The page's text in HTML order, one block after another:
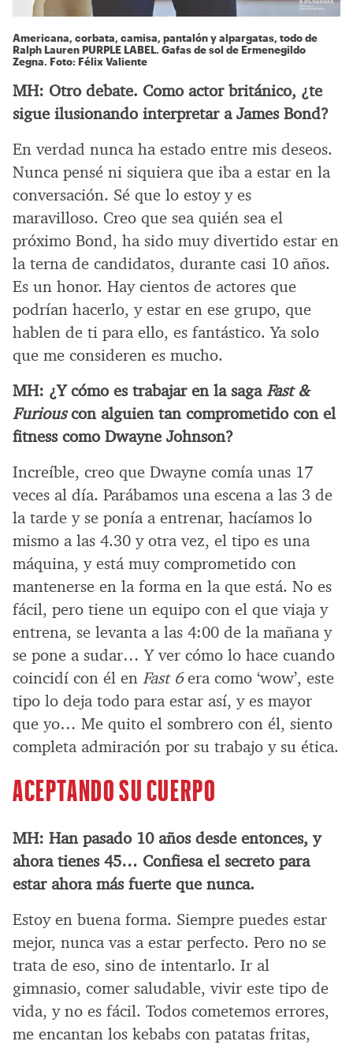
Americana, corbata, camisa, pantalón y alpargatas, todo de
Ralph Lauren PURPLE LABEL. Gafas de sol de Ermenegildo
Zegna. Foto: Félix Valiente
MH: Otro debate. Como actor británico, ¿te
sigue ilusionando interpretar a James Bond?
En verdad nunca ha estado entre mis deseos.
Nunca pensé ni siquiera que iba a estar en la
conversación. Sé que lo estoy y es
maravilloso. Creo que sea quién sea el
próximo Bond, ha sido muy divertido estar en
la terna de candidatos, durante casi 10 años.
Es un honor. Hay cientos de actores que
podrían hacerlo, y estar en ese grupo, que
hablen de ti para ello, es fantástico. Ya solo
que me consideren es mucho.
MH: ¿Y cómo es trabajar en la sagaFast &
Furiouscon alguien tan comprometido con el
fitness como Dwayne Johnson?
Increíble, creo que Dwayne comía unas 17
veces al día. Parábamos una escena a las 3 de
la tarde y se ponía a entrenar, hacíamos lo
mismo a las 4.30 y otra vez, el tipo es una
máquina, y está muy comprometido con
mantenerse en la forma en la que está. No es
fácil, pero tiene un equipo con el que viaja y
entrena, se levanta a las 4:00 de la mañana y
se pone a sudar… Y ver cómo lo hace cuando
coincidí con él en Fast 6era como ‘wow’, este
tipo lo deja todo para estar así, y es mayor
que yo… Me quito el sombrero con él, siento
completa admiración por su trabajo y su ética.
ACEPTANDO SU CUERPO
MH: Han pasado 10 años desde entonces, y
ahora tienes 45… Confiesa el secreto para
estar ahora más fuerte que nunca.
Estoy en buena forma. Siempre puedes estar
mejor, nunca vas a estar perfecto. Pero no se
trata de eso, sino de intentarlo. Ir al
gimnasio, comer saludable, vivir este tipo de
vida, y no es fácil. Todos cometemos errores,
me encantan los kebabs con patatas fritas,